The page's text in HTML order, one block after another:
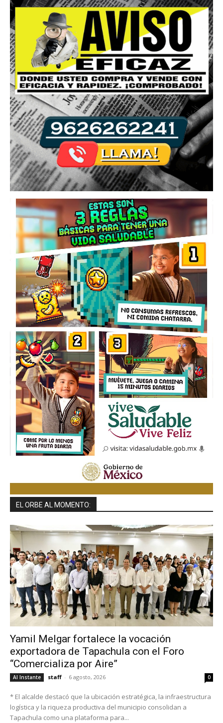
EL ORBE AL MOMENTO:
Yamil Melgar fortalece la vocación
exportadora de Tapachula con el Foro
“Comercializa por Aire”
Al Instante staff - 6 agosto, 2026 0
* El alcalde destacó que la ubicación estratégica, la infraestructura
logística y la riqueza productiva del municipio consolidan a
Tapachula como una plataforma para...